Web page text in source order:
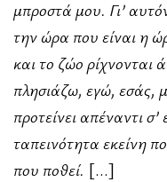
μπροστά μου. Γι’
την ώρα που είναι η
και το ζώο ρίχνονται
πλησιάζω, εγώ, εσάς,
προτείνει απέναντι
ταπεινότητα εκείνη
που ποθεί. […]